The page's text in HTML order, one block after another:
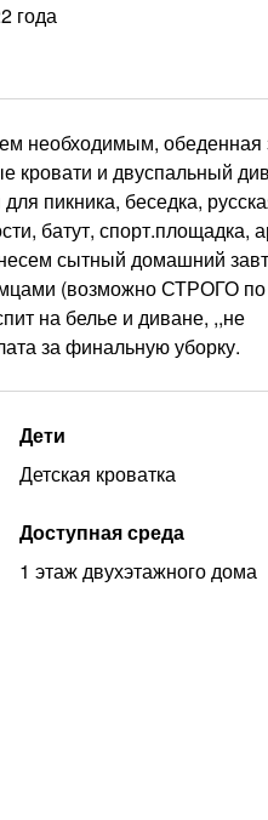
года
необходимым, обеденная
кровати и двуспальный
пикника, беседка,
батут, спорт.площадка,
сытный домашний
(возможно СТРОГО по
на белье и диване, ,,не
за финальную уборку.
Дети
Детская кроватка
Доступная среда
1 этаж двухэтажного дома